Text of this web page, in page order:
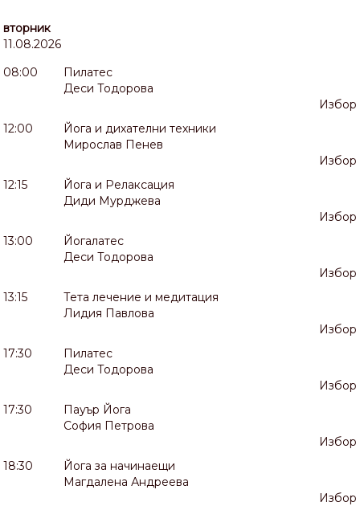
вторник
11.08.2026
08:00
Пилатес
Деси Тодорова
Избор
12:00
Йога и дихателни техники
Мирослав Пенев
Избор
12:15
Йога и Релаксация
Диди Мурджева
Избор
13:00
Йогалатес
Деси Тодорова
Избор
13:15
Тета лечение и медитация
Лидия Павлова
Избор
17:30
Пилатес
Деси Тодорова
Избор
17:30
Пауър Йога
София Петрова
Избор
18:30
Йога за начинаещи
Магдалена Андреева
Избор